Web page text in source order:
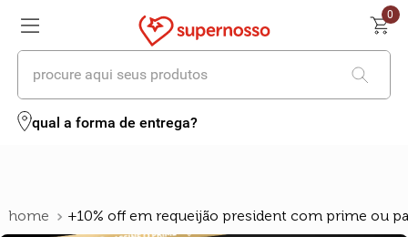
0
procure aqui seus produtos
qual a forma de entrega?
+10% off em requeijão president com prime ou
termos mais buscados
3º cafe